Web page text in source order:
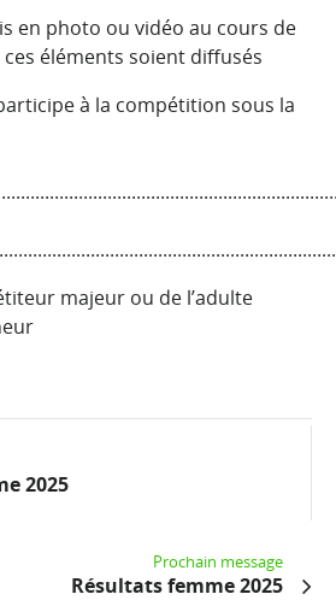
en photo ou vidéo au cours de
éléments soient diffusés
à la compétition sous la
majeur ou de l’adulte
2025
Prochain message
Résultats femme 2025